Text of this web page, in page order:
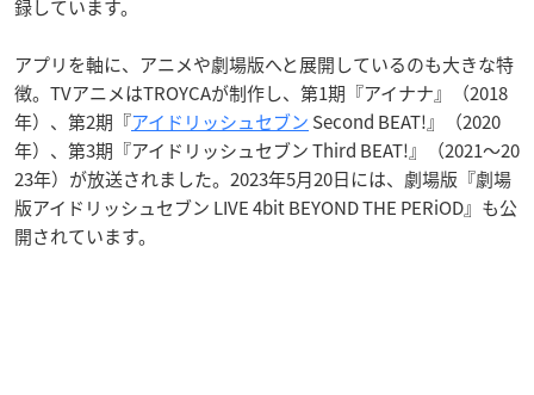
録しています。
アプリを軸に、アニメや劇場版へと展開しているのも大きな特
徴。TVアニメはTROYCAが制作し、第1期『アイナナ』（2018
年）、第2期『アイドリッシュセブン Second BEAT!』（2020
年）、第3期『アイドリッシュセブン Third BEAT!』（2021〜20
23年）が放送されました。2023年5月20日には、劇場版『劇場
版アイドリッシュセブン LIVE 4bit BEYOND THE PERiOD』も公
開されています。